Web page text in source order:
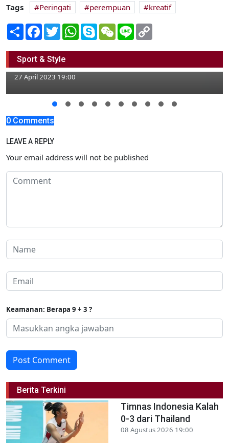
Tags Peringati perempuan
kreatif
Share Facebook
TwitterWhatsApp
SkypeWeChatLine
Sport & Style
Dengan Mahar Rp270.420, Tri Suaka Resmi
Menjadi Suami Nabila Maharani
27 April 2023 19:00
0 Comments
LEAVE A REPLY
Your email address will not be published
Keamanan: Berapa 9 + 3 ?
Post Comment
Berita Terkini
Timnas Indonesia Kalah
0-3 dari Thailand
08 Agustus 2026 19:00